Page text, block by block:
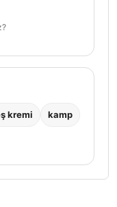
kremi kamp